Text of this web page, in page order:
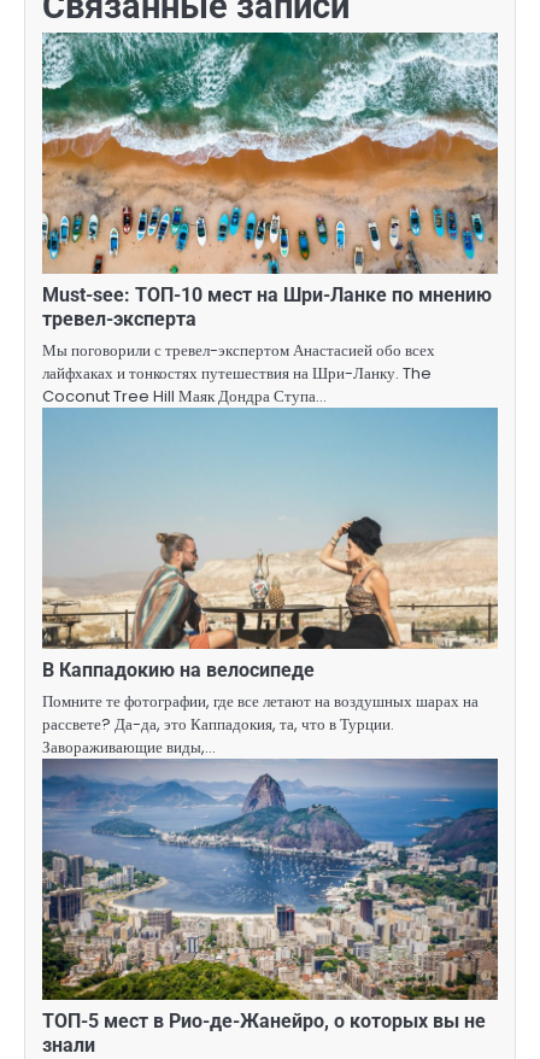
Must-see: ТОП-10 мест на Шри-Ланке по мнению
тревел-эксперта
Мы поговорили с тревел-экспертом Анастасией обо всех
лайфхаках и тонкостях путешествия на Шри-Ланку. The
Coconut Tree Hill Маяк Дондра Ступа…
В Каппадокию на велосипеде
Помните те фотографии, где все летают на воздушных шарах на
рассвете? Да-да, это Каппадокия, та, что в Турции.
Завораживающие виды,…
ТОП-5 мест в Рио-де-Жанейро, о которых вы не
знали